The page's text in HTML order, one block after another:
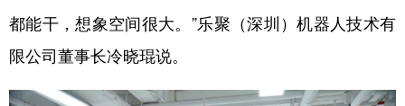
都能干，想象空间很大。”乐聚（深圳）机器人技术有
限公司董事长冷晓琨说。